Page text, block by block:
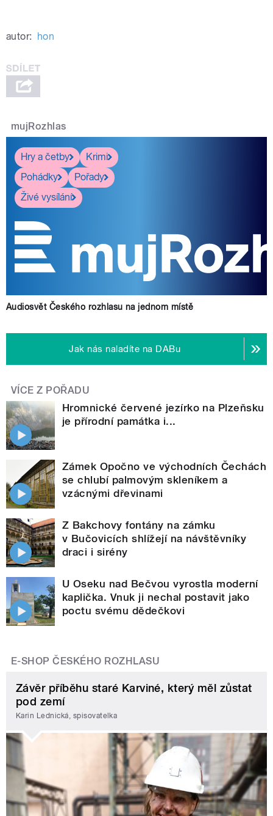
autor: hon
mujRozhlas
Hry a četby
Krimi
Pohádky
Pořady
Živé vysílání
Audiosvět Českého rozhlasu na jednom místě
Jak nás naladíte na DABu
VÍCE Z POŘADU
Hromnické červené jezírko na Plzeňsku
je přírodní památka i...
Zámek Opočno ve východních Čechách
se chlubí palmovým skleníkem a
vzácnými dřevinami
Z Bakchovy fontány na zámku
v Bučovicích shlížejí na návštěvníky
draci i sirény
U Oseku nad Bečvou vyrostla moderní
kaplička. Vnuk ji nechal postavit jako
poctu svému dědečkovi
E-SHOP ČESKÉHO ROZHLASU
Závěr příběhu staré Karviné, který měl zůstat
pod zemí
Karin Lednická, spisovatelka